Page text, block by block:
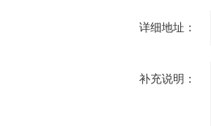
详细地址：
补充说明：